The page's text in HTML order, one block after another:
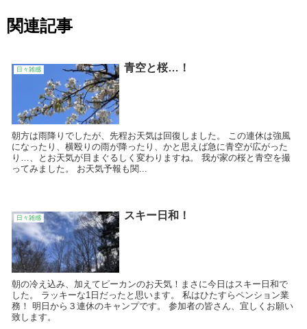
関連記事
日々雑感 青空と桜…！
朝方は雨降りでしたが、先程お天気は回復しました。 この連休は強風
になったり、横殴りの雨が降ったり、かと思えば急に青空が広がった
り…、とお天気が目まぐるしく変わりますね。 我が家の桜と青空を撮
ってみました。 お天気予報も関...
日々雑感 スキー日和！
朝の冷え込み、加えてピーカンのお天気！まさに今日はスキー日和で
した。 ラッキーな1日だったと思います。 私はひたすらペンション業
務！ 明日から３連休のキャンプです。 参加者の皆さん、宜しくお願い
致します。